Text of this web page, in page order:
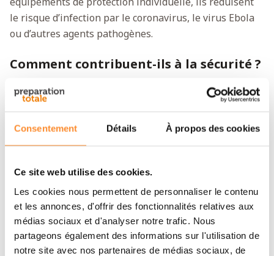
Consentement Détails À propos des cookies
Ce site web utilise des cookies.
Les cookies nous permettent de personnaliser le contenu
et les annonces, d'offrir des fonctionnalités relatives aux
médias sociaux et d'analyser notre trafic. Nous
partageons également des informations sur l'utilisation de
notre site avec nos partenaires de médias sociaux, de
le risque d’infection par le coronavirus, le virus Ebola
ou d’autres agents pathogènes.
Comment contribuent-ils à la sécurité ?
Porter des gants réduit la probabilité que des germes
d’autrui entrent en contact avec votre peau et limite
organismes à d’autres. Combinez-les avec d’autres
protections pour une sécurité optimale.
Tailles et ajustement
Tous les gants médicaux bleus ont une longueur
minimale de 240 mm. La largeur varie selon la taille :
Taille S – 80 mm de large